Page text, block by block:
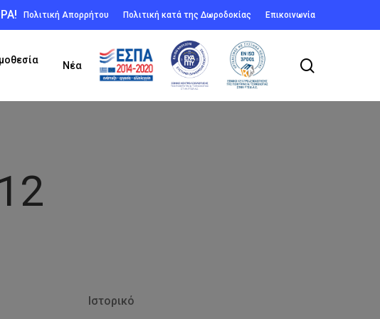
Πολιτική Απορρήτου Πολιτική κατά της Δωροδοκίας Επικοινωνία
Νέα
Ιστορικό